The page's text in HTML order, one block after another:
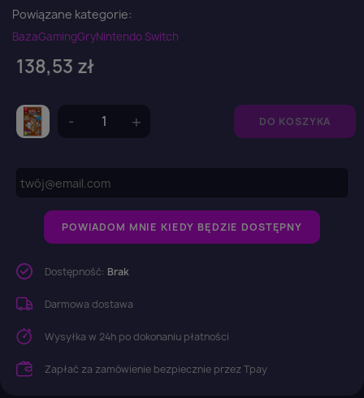
Powiązane kategorie:
BazaGamingGryNintendo Switch
138,53 zł
DO KOSZYKA
POWIADOM MNIE KIEDY BĘDZIE DOSTĘPNY
Dostępność: Brak
Darmowa dostawa
Wysyłka w 24h po dokonaniu płatności
Zapłać za zamówienie bezpiecznie przez Tpay